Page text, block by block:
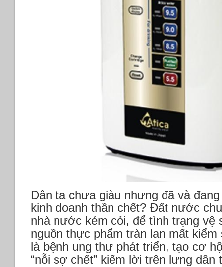
Dân ta chưa giàu nhưng đã và
kinh doanh thần chết? Đất nước
nhà nước kém cỏi, để tình trạng vệ
nguồn thực phẩm tràn lan mất
là bệnh ung thư phát triển, tạo cơ
“nỗi sợ chết” kiếm lời trên lưng dân